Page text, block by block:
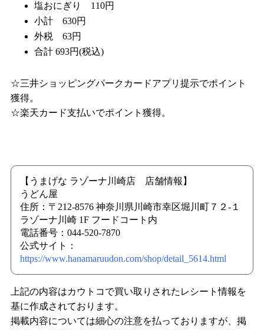
塩おにぎり 110円
小計 630円
外税 63円
合計 693円(税込)
☆三井ショッピングパークカードアプリ提示でポイント
獲得。
☆楽天カード支払いでポイント獲得。
【うまげな ラゾーナ川崎店 店舗情報】
うどん屋
住所：〒212-8576 神奈川県川崎市幸区堀川町７２-１
ラゾーナ川崎 1F フードコート内
電話番号：044-520-7870
公式サイト：
https://www.hanamaruudon.com/shop/detail_5614.html
上記の内容はカウトコで買い取りされたレシート情報を
基に作成されております。
掲載内容については細心の注意を払っておりますが、掲